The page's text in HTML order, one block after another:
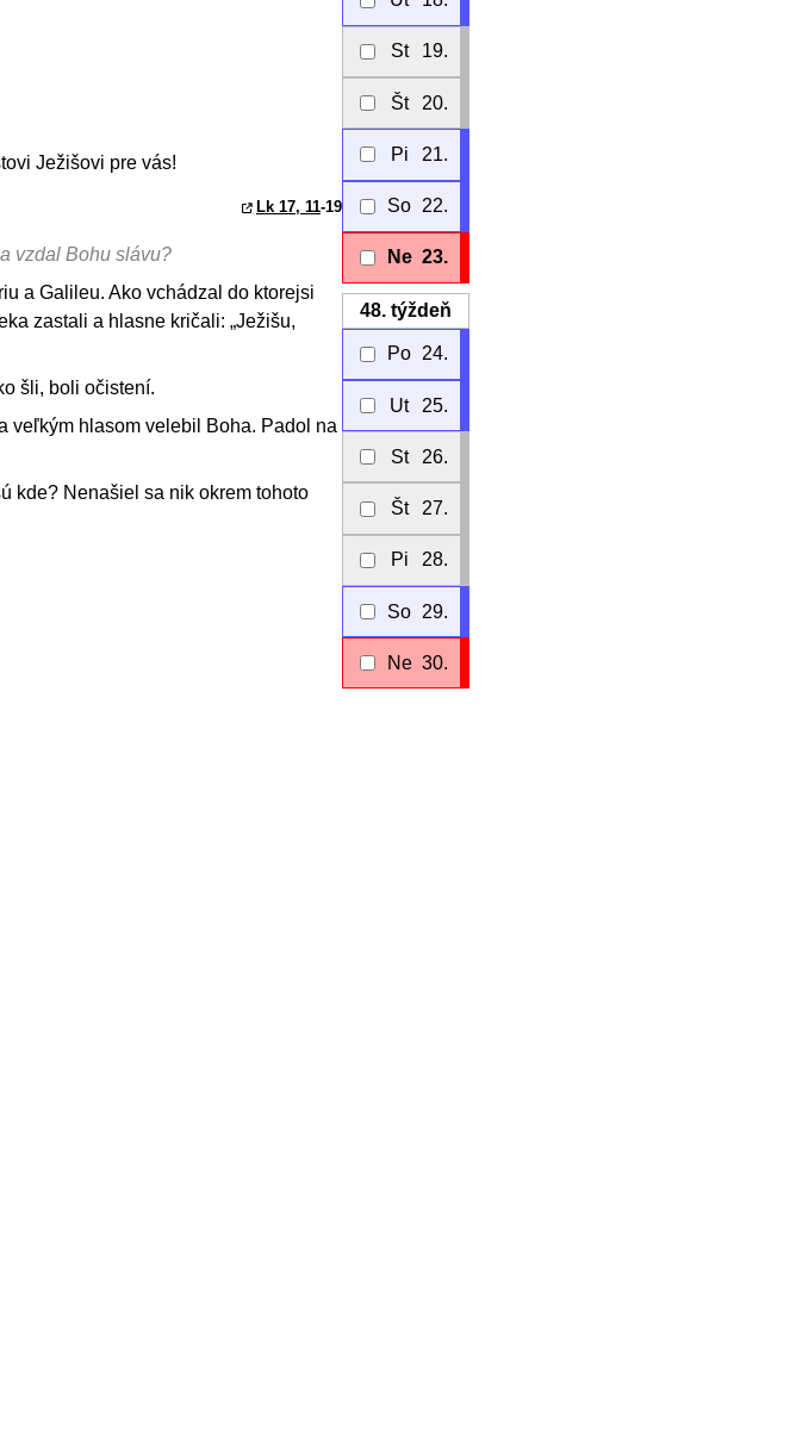
Ježišovi pre vás!
Lk 17, 11-19
vzdal Bohu slávu?
a Galileu. Ako vchádzal do ktorejsi
zastali a hlasne kričali: „Ježišu,
šli, boli očistení.
veľkým hlasom velebil Boha. Padol na
kde? Nenašiel sa nik okrem tohoto
St 19.
Št 20.
Pi 21.
So 22.
Ne 23.
48. týždeň
Po 24.
Ut 25.
St 26.
Št 27.
Pi 28.
So 29.
Ne 30.